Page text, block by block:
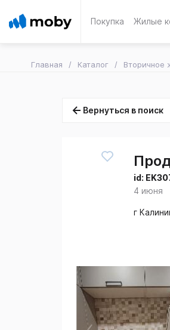
Покупка Жилые
Главная Каталог Вторичное
Вернуться в поиск
id:
4 июня
г